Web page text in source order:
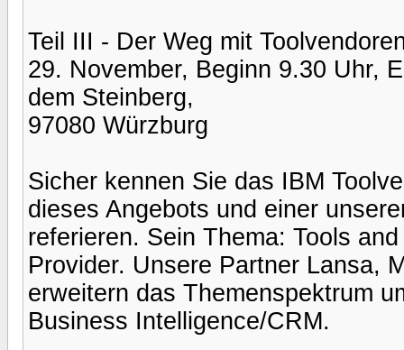
Teil III - Der Weg mit
29. November, Beginn 9.30 Uhr,
dem Steinberg,
97080 Würzburg
Sicher kennen Sie das IBM
dieses Angebots und einer
referieren. Sein Thema: Tools
Provider. Unsere Partner Lansa,
erweitern das Themenspektrum
Business Intelligence/CRM.